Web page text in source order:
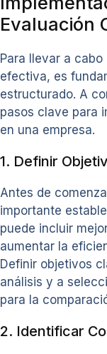
Evaluación
Para llevar a
efectiva, es
estructurado. A
pasos clave para
en una empresa.
1. Definir
Antes de
importante
puede incluir
aumentar la
Definir objetivos
análisis y a
para la
2. Identificar